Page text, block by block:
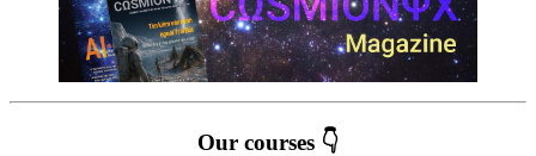
Our courses 👇